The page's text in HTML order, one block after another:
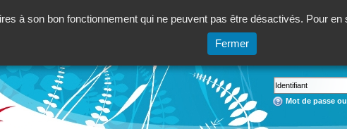
à son bon fonctionnement qui ne peuvent pas être désactivés. Pour
Fermer
Mot de passe